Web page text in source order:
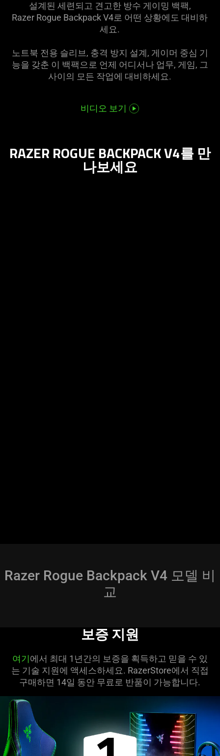
설계된 세련되고 견고한 방수 게이밍 백팩,
Razer Rogue Backpack V4로 어떤 상황에도 대비하
세요.
노트북 전용 슬리브, 충격 방지 설계, 게이머 중심 기
능을 갖춘 이 백팩으로 언제 어디서나 업무, 게임, 그
사이의 모든 작업에 대비하세요.
비디오 보기
RAZER ROGUE BACKPACK V4를 만
나보세요
Razer Rogue Backpack V4 모델 비
교
보증 지원
여기에서 최대 1년간의 보증을 획득하고 믿을 수 있
는 기술 지원에 액세스하세요. RazerStore에서 직접
구매하면 14일 동안 무료로 반품이 가능합니다.